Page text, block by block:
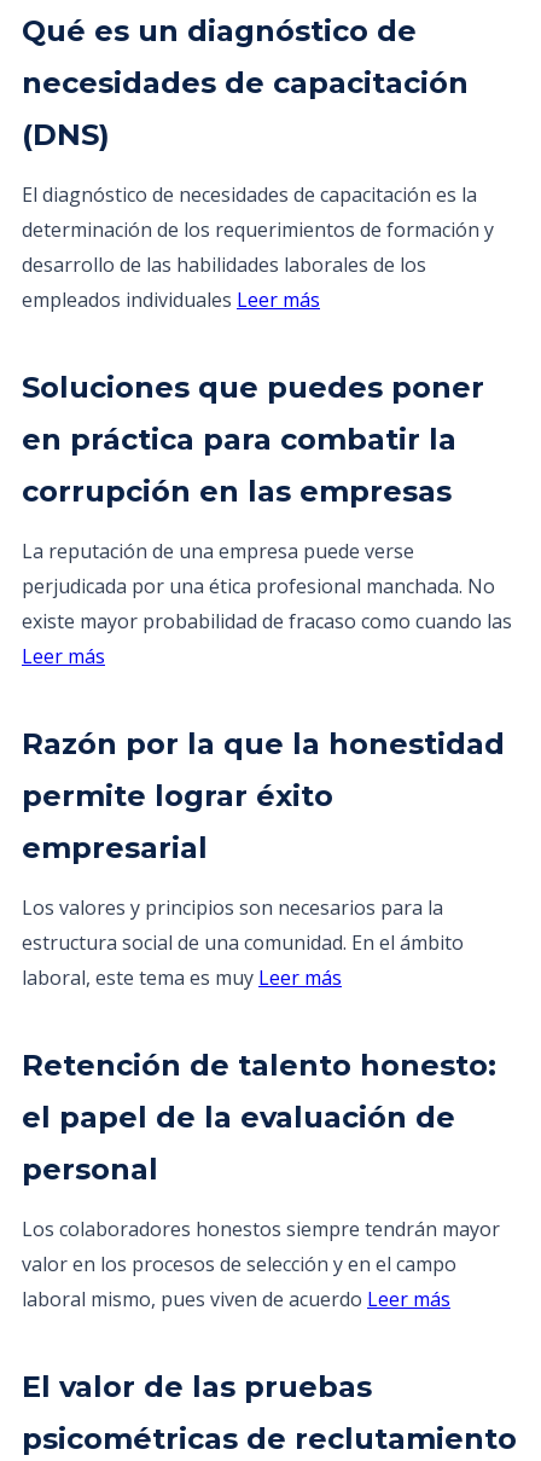
Qué es un diagnóstico de
necesidades de capacitación
(DNS)
El diagnóstico de necesidades de capacitación es la
determinación de los requerimientos de formación y
desarrollo de las habilidades laborales de los
empleados individuales Leer más
Soluciones que puedes poner
en práctica para combatir la
corrupción en las empresas
La reputación de una empresa puede verse
perjudicada por una ética profesional manchada. No
existe mayor probabilidad de fracaso como cuando las
Leer más
Razón por la que la honestidad
permite lograr éxito
empresarial
Los valores y principios son necesarios para la
estructura social de una comunidad. En el ámbito
laboral, este tema es muy Leer más
Retención de talento honesto:
el papel de la evaluación de
personal
Los colaboradores honestos siempre tendrán mayor
valor en los procesos de selección y en el campo
laboral mismo, pues viven de acuerdo Leer más
El valor de las pruebas
psicométricas de reclutamiento